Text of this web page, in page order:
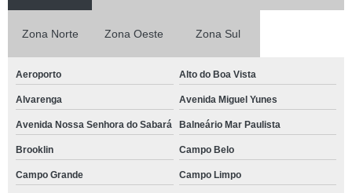
Zona Norte Zona Oeste Zona Sul
Aeroporto Alto do Boa Vista
Alvarenga Avenida Miguel Yunes
Avenida Nossa Senhora do Sabará Balneário Mar Paulista
Brooklin Campo Belo
Campo Grande Campo Limpo